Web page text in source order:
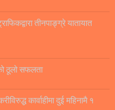
तीनपाङ्ग्रे यातायात
ठूलो सफलता
कार्वाहीमा दुई महिनामै १